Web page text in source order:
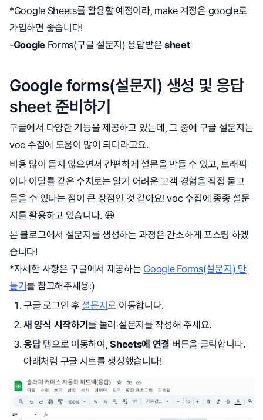
*Google Sheets를 활용할 예정이라, make 계정은 google로
가입하면 좋습니다!
-GoogleForms(구글 설문지) 응답받은 sheet
Google forms(설문지) 생성 및 응답
sheet 준비하기
구글에서 다양한 기능을 제공하고 있는데, 그 중에 구글 설문지는
voc 수집에 도움이 많이 되더라고요.
비용 많이 들지 않으면서 간편하게 설문을 만들 수 있고, 트래픽
이나 이탈률 같은 수치로는 알기 어려운 고객 경험을 직접 묻고
들을 수 있다는 점이 큰 장점인 것 같아요! voc 수집에 종종 설문
지를 활용하고 있습니다. 😃
본 블로그에서 설문지를 생성하는 과정은 간소하게 포스팅 하겠
습니다!
*자세한 사항은 구글에서 제공하는 Google Forms(설문지) 만
들기를 참고해주세용:)
구글 로그인 후설문지로 이동합니다.
새 양식 시작하기를 눌러 설문지를 작성해 주세요.
응답 탭으로 이동하여,Sheets에 연결 버튼을 클릭합니다.
아래처럼 구글 시트를 생성했습니다!